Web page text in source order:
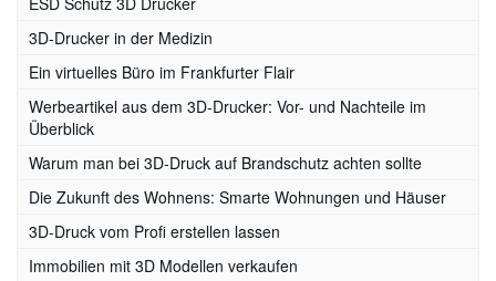
3D-Drucker in der Medizin
Ein virtuelles Büro im Frankfurter Flair
Werbeartikel aus dem 3D-Drucker: Vor- und Nachteile im
Überblick
Warum man bei 3D-Druck auf Brandschutz achten sollte
Die Zukunft des Wohnens: Smarte Wohnungen und Häuser
3D-Druck vom Profi erstellen lassen
Immobilien mit 3D Modellen verkaufen